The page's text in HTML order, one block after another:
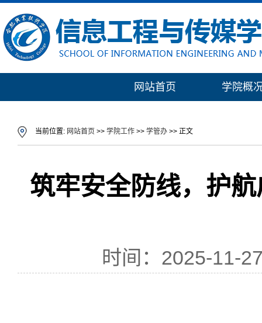
网站首页 学院概
当前位置: 网站首页 >> 学院工作 >> 学管办 >> 正文
筑牢安全防线，护
时间：2025-11-